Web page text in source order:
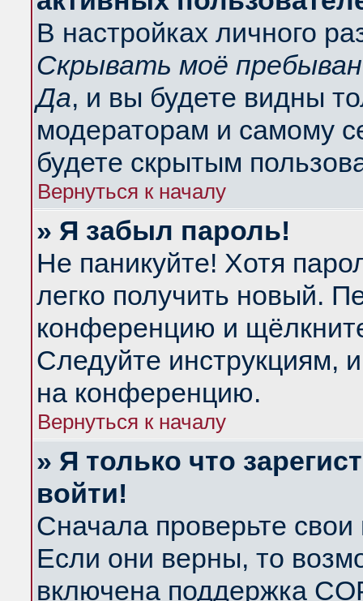
В настройках личного
Скрывать моё
Да, и вы будете видны
модераторам и самому
будете скрытым
Вернуться к началу
» Я забыл пароль!
Не паникуйте! Хотя
легко получить новый.
конференцию и
Следуйте инструкциям,
на конференцию.
Вернуться к началу
» Я только что
войти!
Сначала проверьте
Если они верны, то
включена поддержка